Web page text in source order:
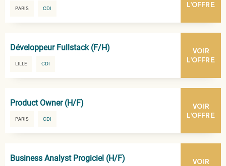
PARIS CDI
L'OFFRE
LILLE CDI
Développeur Fullstack (F/H)
VOIR
L'OFFRE
PARIS CDI
Product Owner (H/F)
VOIR
L'OFFRE
Business Analyst Progiciel (H/F)
VOIR